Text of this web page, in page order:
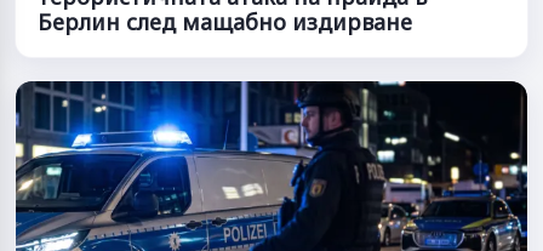
Берлин след мащабно издирване